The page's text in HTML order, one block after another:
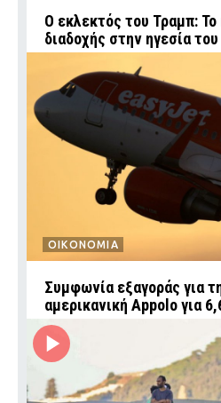
Ο εκλεκτός του Τραμπ:
διαδοχής στην ηγεσία
ΟΙΚΟΝΟΜΙΑ
Συμφωνία εξαγοράς για
αμερικανική Appolo για